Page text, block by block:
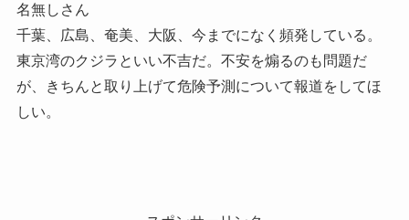
名無しさん
千葉、広島、奄美、大阪、今までになく頻発している。
東京湾のクジラといい不吉だ。不安を煽るのも問題だ
が、きちんと取り上げて危険予測について報道をしてほ
しい。